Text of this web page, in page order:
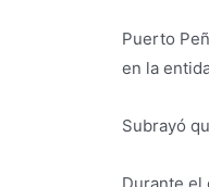
Puerto
en la
Subrayó